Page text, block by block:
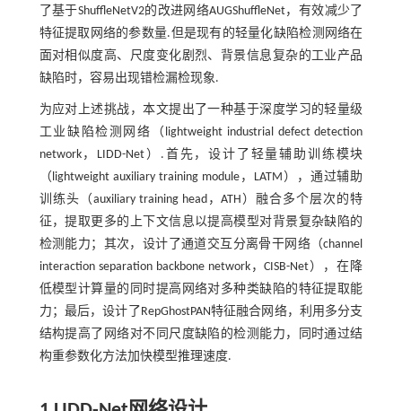
了基于ShuffleNetV2的改进网络AUGShuffleNet，有效减少了
特征提取网络的参数量.但是现有的轻量化缺陷检测网络在
面对相似度高、尺度变化剧烈、背景信息复杂的工业产品
缺陷时，容易出现错检漏检现象.
为应对上述挑战，本文提出了一种基于深度学习的轻量级
工业缺陷检测网络（lightweight industrial defect detection
network，LIDD-Net）.首先，设计了轻量辅助训练模块
（lightweight auxiliary training module，LATM），通过辅助
训练头（auxiliary training head，ATH）融合多个层次的特
征，提取更多的上下文信息以提高模型对背景复杂缺陷的
检测能力；其次，设计了通道交互分离骨干网络（channel
interaction separation backbone network，CISB-Net），在降
低模型计算量的同时提高网络对多种类缺陷的特征提取能
力；最后，设计了RepGhostPAN特征融合网络，利用多分支
结构提高了网络对不同尺度缺陷的检测能力，同时通过结
构重参数化方法加快模型推理速度.